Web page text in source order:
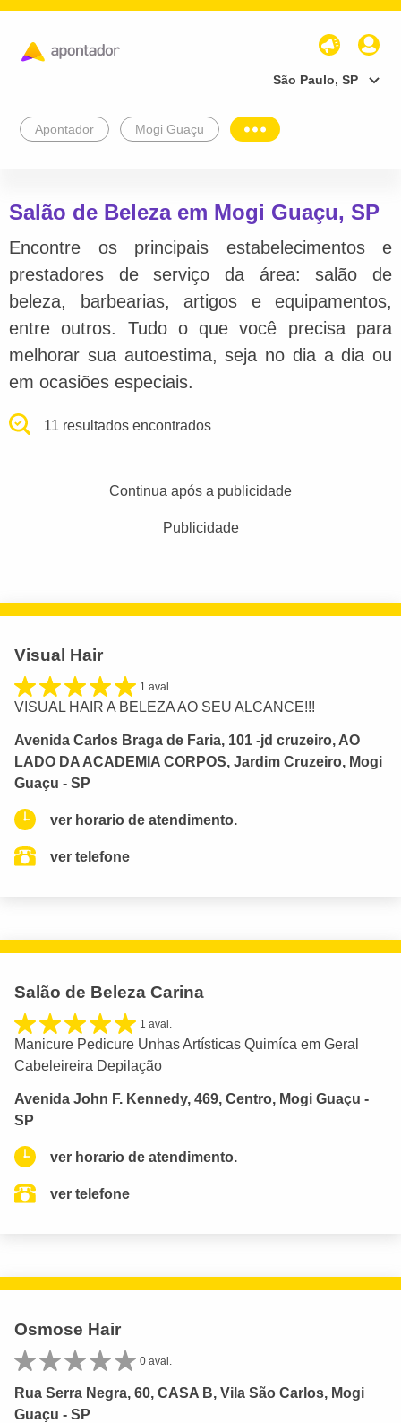
São Paulo, SP
Apontador Mogi Guaçu
Salão de Beleza em Mogi Guaçu, SP
Encontre os principais estabelecimentos e
prestadores de serviço da área: salão de
beleza, barbearias, artigos e equipamentos,
entre outros. Tudo o que você precisa para
melhorar sua autoestima, seja no dia a dia ou
em ocasiões especiais.
11 resultados encontrados
Continua após a publicidade
Publicidade
Visual Hair
1 aval.
VISUAL HAIR A BELEZA AO SEU ALCANCE!!!
Avenida Carlos Braga de Faria, 101 -jd cruzeiro, AO
LADO DA ACADEMIA CORPOS, Jardim Cruzeiro, Mogi
Guaçu - SP
ver horario de atendimento.
ver telefone
Salão de Beleza Carina
1 aval.
Manicure Pedicure Unhas Artísticas Quimíca em Geral
Cabeleireira Depilação
Avenida John F. Kennedy, 469, Centro, Mogi Guaçu -
SP
ver horario de atendimento.
ver telefone
Osmose Hair
0 aval.
Rua Serra Negra, 60, CASA B, Vila São Carlos, Mogi
Guaçu - SP